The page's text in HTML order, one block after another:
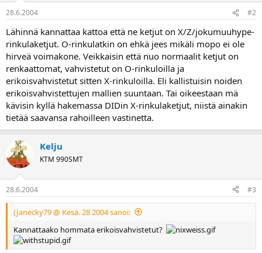
28.6.2004 #2
Lähinnä kannattaa kattoa että ne ketjut on X/Z/jokumuuhype-
rinkulaketjut. O-rinkulatkin on ehkä jees mikäli mopo ei ole
hirveä voimakone. Veikkaisin että nuo normaalit ketjut on
renkaattomat, vahvistetut on O-rinkuloilla ja
erikoisvahvistetut sitten X-rinkuloilla. Eli kallistuisin noiden
erikoisvahvistettujen mallien suuntaan. Tai oikeestaan mä
kävisin kyllä hakemassa DIDin X-rinkulaketjut, niistä ainakin
tietää saavansa rahoilleen vastinetta.
Kelju
KTM 990SMT
28.6.2004 #3
(Janecky79 @ Kesä. 28 2004 sanoi:
Kannattaako hommata erikoisvahvistetut?